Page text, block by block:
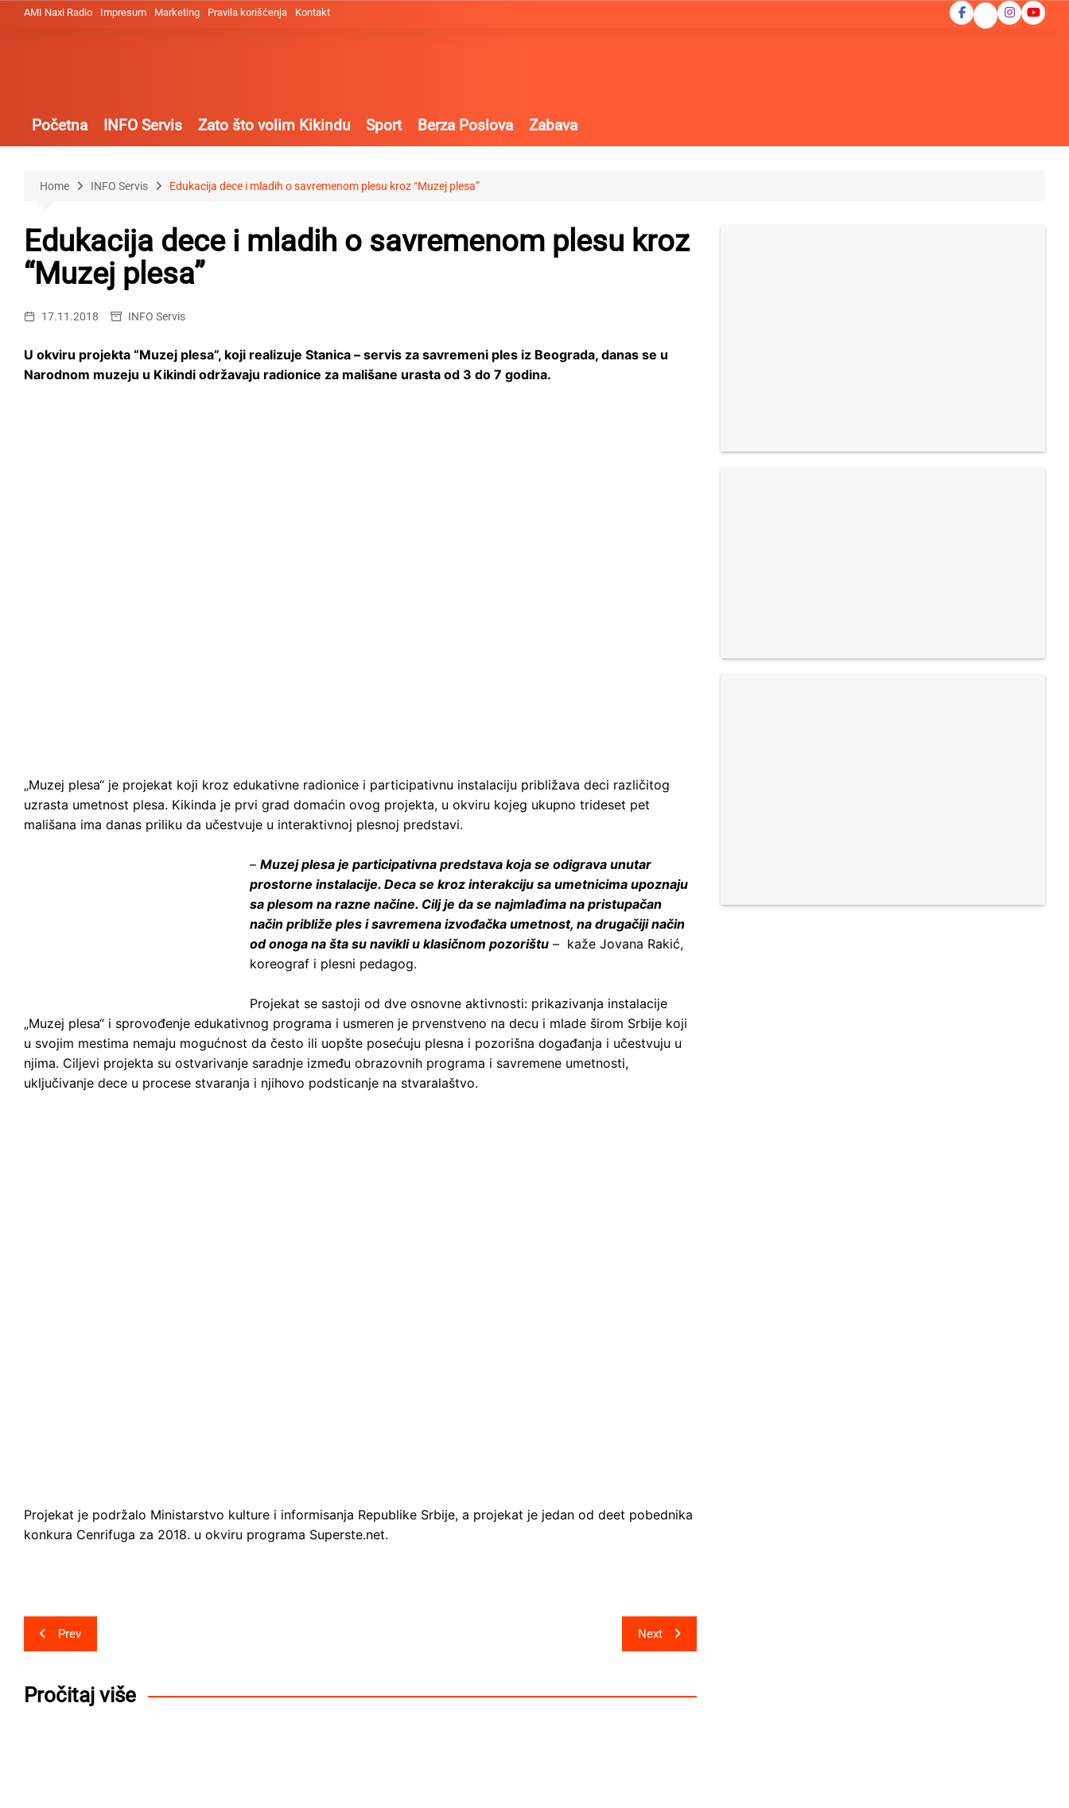
AMI Naxi Radio Impresum Marketing Pravila korišćenja Kontakt
Početna INFO Servis Zato što volim Kikindu Sport Berza Poslova Zabava
Home INFO Servis Edukacija dece i mladih o savremenom plesu kroz “Muzej plesa”
Edukacija dece i mladih o savremenom plesu kroz
“Muzej plesa”
17.11.2018 INFO Servis
U okviru projekta “Muzej plesa”, koji realizuje Stanica – servis za savremeni ples iz Beograda, danas se u
Narodnom muzeju u Kikindi održavaju radionice za mališane urasta od 3 do 7 godina.
„Muzej plesa“ je projekat koji kroz edukativne radionice i participativnu instalaciju približava deci različitog
uzrasta umetnost plesa. Kikinda je prvi grad domaćin ovog projekta, u okviru kojeg ukupno trideset pet
mališana ima danas priliku da učestvuje u interaktivnoj plesnoj predstavi.
– Muzej plesa je participativna predstava koja se odigrava unutar
prostorne instalacije. Deca se kroz interakciju sa umetnicima upoznaju
sa plesom na razne načine. Cilj je da se najmlađima na pristupačan
način približe ples i savremena izvođačka umetnost, na drugačiji način
od onoga na šta su navikli u klasičnom pozorištu – kaže Jovana Rakić,
koreograf i plesni pedagog.
Projekat se sastoji od dve osnovne aktivnosti: prikazivanja instalacije
„Muzej plesa“ i sprovođenje edukativnog programa i usmeren je prvenstveno na decu i mlade širom Srbije koji
u svojim mestima nemaju mogućnost da često ili uopšte posećuju plesna i pozorišna događanja i učestvuju u
njima. Ciljevi projekta su ostvarivanje saradnje između obrazovnih programa i savremene umetnosti,
uključivanje dece u procese stvaranja i njihovo podsticanje na stvaralaštvo.
Projekat je podržalo Ministarstvo kulture i informisanja Republike Srbije, a projekat je jedan od deet pobednika
konkura Cenrifuga za 2018. u okviru programa Superste.net.
Post
navigation
Prev Next
Pročitaj više